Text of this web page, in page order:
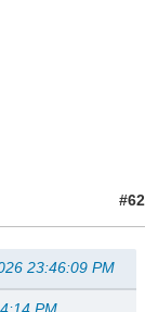
#62
23:46:09 PM